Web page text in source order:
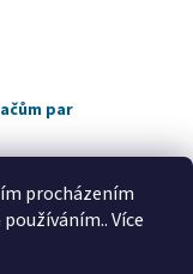
procházením
Více
par